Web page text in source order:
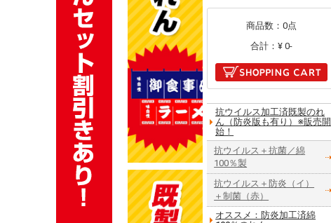
商品数：0点
合計：¥ 0-
抗ウイルス加工済既製のれ
ん（防炎版も有り）※販売開
始！
抗ウイルス＋抗菌／綿
100％製
抗ウイルス＋防炎（イ）
＋制菌（赤）
オススメ：防炎加工済綿